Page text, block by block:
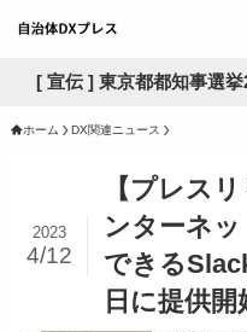
[ 宣伝 ] 東京都都知事選挙
ホーム DX関連ニュース
【プレス
ンターネ
できる
日に提供開
2023
4/12